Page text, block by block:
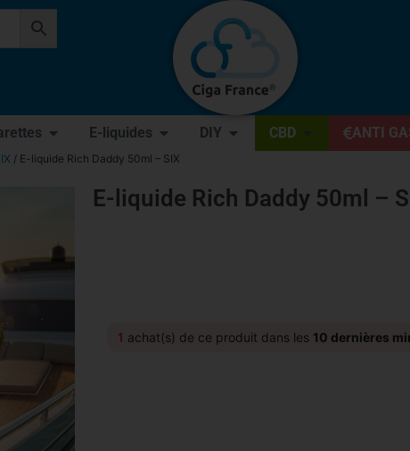
E-liquides DIY CBD ANTI
/ E-liquide Rich Daddy 50ml – SIX
E-liquide Rich Daddy 50ml –
1 achat(s) de ce produit dans les 10 dernières